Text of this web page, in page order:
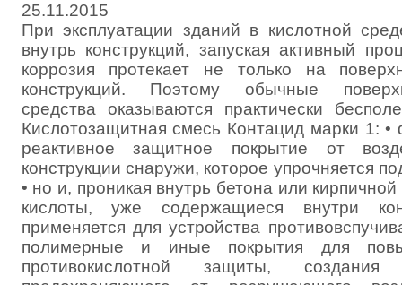
25.11.2015
При эксплуатации зданий в кислотной
внутрь конструкций, запуская активный
коррозия протекает не только на
конструкций. Поэтому обычные
средства оказываются практически
Кислотозащитная смесь Контацид марки 1: •
реактивное защитное покрытие от
конструкции снаружи, которое упрочняется
• но и, проникая внутрь бетона или кирпичной
кислоты, уже содержащиеся внутри
применяется для устройства
полимерные и иные покрытия для
противокислотной защиты,